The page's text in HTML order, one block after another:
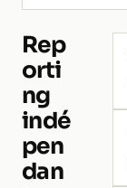
Rep
orti
ng
indé
pen
dan